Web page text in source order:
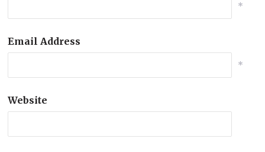
*
Email Address
*
Website